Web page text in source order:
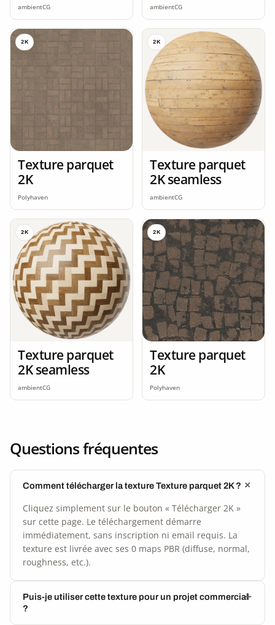
ambientCG ambientCG
2K
Texture parquet
2K
Polyhaven
2K
Texture parquet
2K seamless
ambientCG
2K
Texture parquet
2K seamless
ambientCG
2K
Texture parquet
2K
Polyhaven
Questions fréquentes
Comment télécharger la texture Texture parquet 2K ?
Cliquez simplement sur le bouton « Télécharger 2K »
sur cette page. Le téléchargement démarre
immédiatement, sans inscription ni email requis. La
texture est livrée avec ses 0 maps PBR (diffuse, normal,
roughness, etc.).
Puis-je utiliser cette texture pour un projet commercial
?